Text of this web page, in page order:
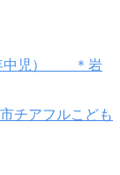
年中児） ＊岩
アフルこども